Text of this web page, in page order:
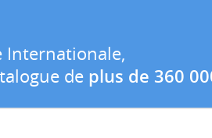
Internationale,
de plus de 360